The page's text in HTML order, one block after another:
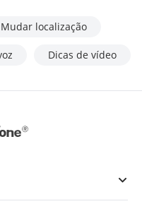
Mudar localização
Dicas de vídeo